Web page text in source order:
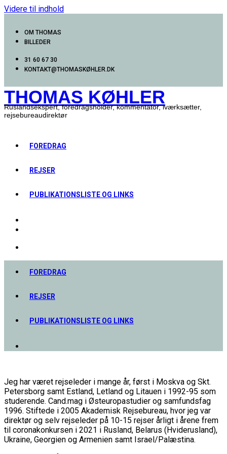
Videre til indhold
OM THOMAS
BILLEDER
31 60 67 30
KONTAKT@THOMASKØHLER.DK
THOMAS KØHLER
Ruslandsekspert, foredragsholder, kommentator, iværksætter,
rejsebureaudirektør
FOREDRAG
REJSER
PUBLIKATIONSLISTE OG LINKS
FOREDRAG
REJSER
PUBLIKATIONSLISTE OG LINKS
Jeg har været rejseleder i mange år, først i Moskva og Skt.
Petersborg samt Estland, Letland og Litauen i 1992-95 som
studerende. Cand.mag i Østeuropastudier og samfundsfag
1996. Stiftede i 2005 Akademisk Rejsebureau, hvor jeg var
direktør og selv rejseleder på 10-15 rejser årligt i årene frem
til coronakonkursen i 2021 i Rusland, Belarus (Hviderusland),
Ukraine, Georgien og Armenien samt Israel/Palæstina.